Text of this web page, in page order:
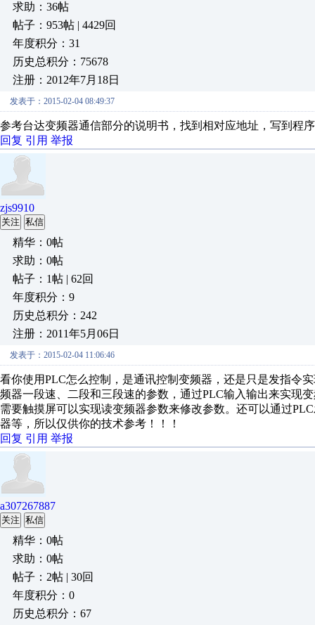
求助：36帖
帖子：953帖 | 4429回
年度积分：31
历史总积分：75678
注册：2012年7月18日
发表于：2015-02-04 08:49:37
参考台达变频器通信部分的说明书，找到相对应地址，写到程
回复 引用 举报
zjs9910
关注 私信
精华：0帖
求助：0帖
帖子：1帖 | 62回
年度积分：9
历史总积分：242
注册：2011年5月06日
发表于：2015-02-04 11:06:46
看你使用PLC怎么控制，是通讯控制变频器，还是只是发指令
频器一段速、二段和三段速的参数，通过PLC输入输出来实现
需要触摸屏可以实现读变频器参数来修改参数。还可以通过
器等，所以仅供你的技术参考！！！
回复 引用 举报
a307267887
关注 私信
精华：0帖
求助：0帖
帖子：2帖 | 30回
年度积分：0
历史总积分：67